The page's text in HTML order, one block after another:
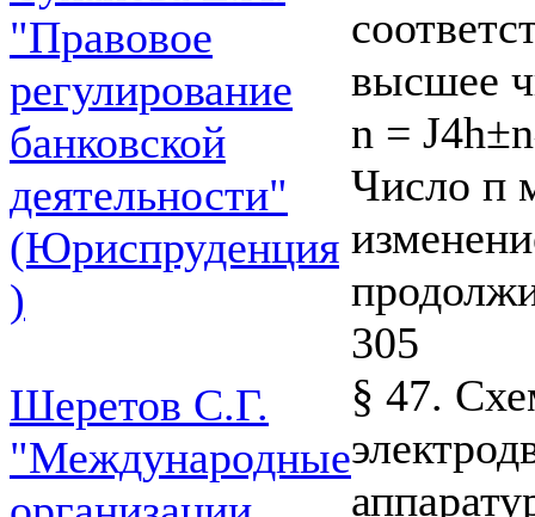
"Правовое
регулирование
банковской
деятельности"
(Юриспруденция
)
Шеретов С.Г.
"Международные
высшее
n =
Число п
305
§ 47.